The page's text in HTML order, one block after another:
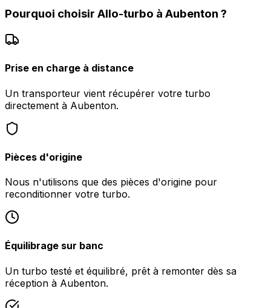
Pourquoi choisir Allo-turbo à Aubenton ?
Prise en charge à distance
Un transporteur vient récupérer votre turbo
directement à Aubenton.
Pièces d'origine
Nous n'utilisons que des pièces d'origine pour
reconditionner votre turbo.
Équilibrage sur banc
Un turbo testé et équilibré, prêt à remonter dès sa
réception à Aubenton.